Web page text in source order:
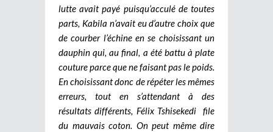
lutte avait payé puisqu’acculé de toutes
parts, Kabila n’avait eu d’autre choix que
de courber l’échine en se choisissant un
dauphin qui, au final, a été battu à plate
couture parce que ne faisant pas le poids.
En choisissant donc de répéter les mêmes
erreurs, tout en s’attendant à des
résultats différents, Félix Tshisekedi file
du mauvais coton. On peut même dire